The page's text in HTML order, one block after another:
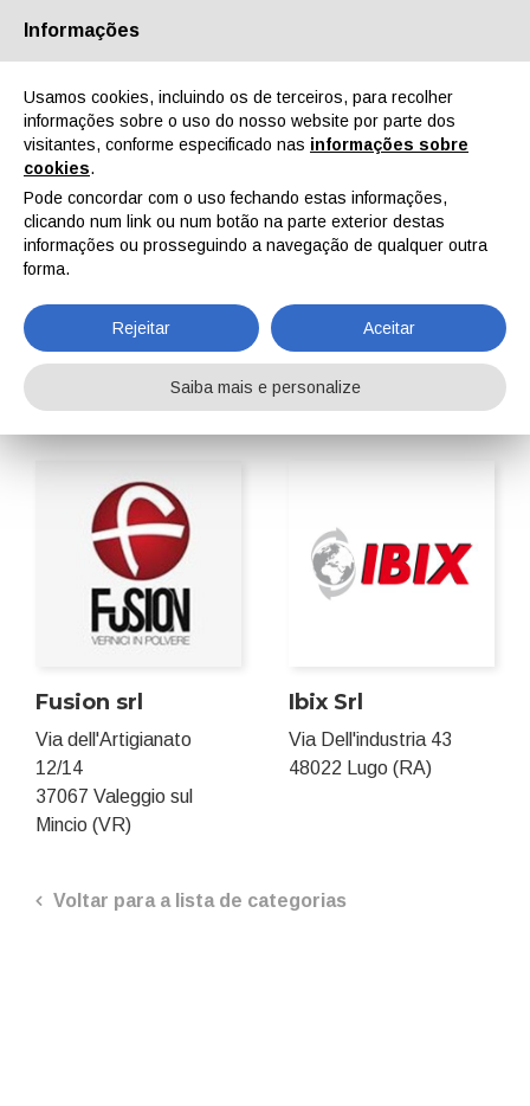
Quem Somos Parceiros Contactos Área reservada
EN IT DE ES PT
Máquinas de limpeza
Home ipcmPedia Buscar por categoria Máquinas de limpeza
Fusion srl
Via dell'Artigianato
12/14
37067 Valeggio sul
Mincio (VR)
Ibix Srl
Via Dell'industria 43
48022 Lugo (RA)
Voltar para a lista de categorias
Informações
Usamos cookies, incluindo os de terceiros, para recolher
informações sobre o uso do nosso website por parte dos
visitantes, conforme especificado nas informações sobre
cookies.
Pode concordar com o uso fechando estas informações,
clicando num link ou num botão na parte exterior destas
informações ou prosseguindo a navegação de qualquer outra
forma.
Rejeitar Aceitar
Saiba mais e personalize